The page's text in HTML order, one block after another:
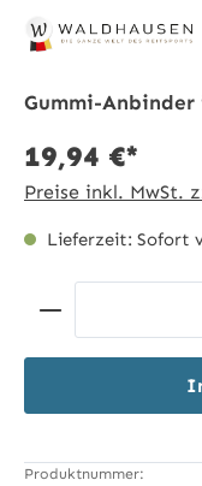
Gummi-Anbinder
19,94 €*
Preise inkl. MwSt.
Lieferzeit: Sofort
Produkt
Produktnummer: